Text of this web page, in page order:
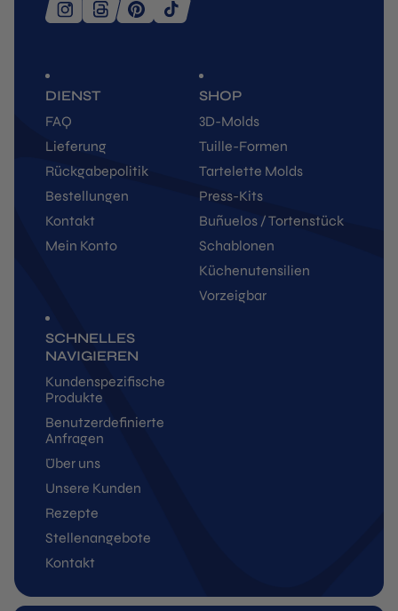
DIENST
FAQ
Lieferung
Rückgabepolitik
Bestellungen
Kontakt
Mein Konto
SHOP
3D-Molds
Tuille-Formen
Tartelette Molds
Press-Kits
Buñuelos / Tortenstück
Schablonen
Küchenutensilien
Vorzeigbar
SCHNELLES
NAVIGIEREN
Kundenspezifische
Produkte
Benutzerdefinierte
Anfragen
Über uns
Unsere Kunden
Rezepte
Stellenangebote
Kontakt